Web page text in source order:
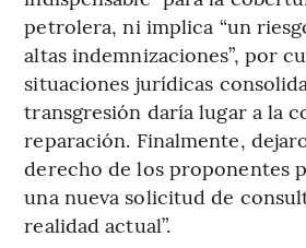
petrolera, ni implica “un
altas indemnizaciones”, por
situaciones jurídicas
transgresión daría lugar a la
reparación. Finalmente,
derecho de los proponentes
una nueva solicitud de
realidad actual”.